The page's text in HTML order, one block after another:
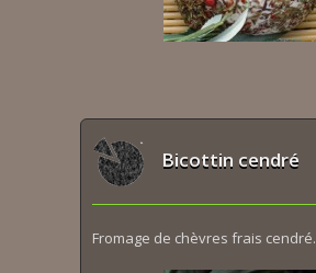
Bicottin cendré
Fromage de chèvres frais cendré.